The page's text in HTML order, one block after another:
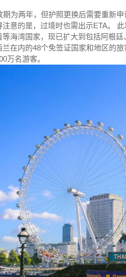
期为两年，但护照更换后需要重新
意的是，过境时也需出示ETA。
海湾国家，现已扩大到包括阿根
兰在内的48个免签证国家和地区的
万名游客。